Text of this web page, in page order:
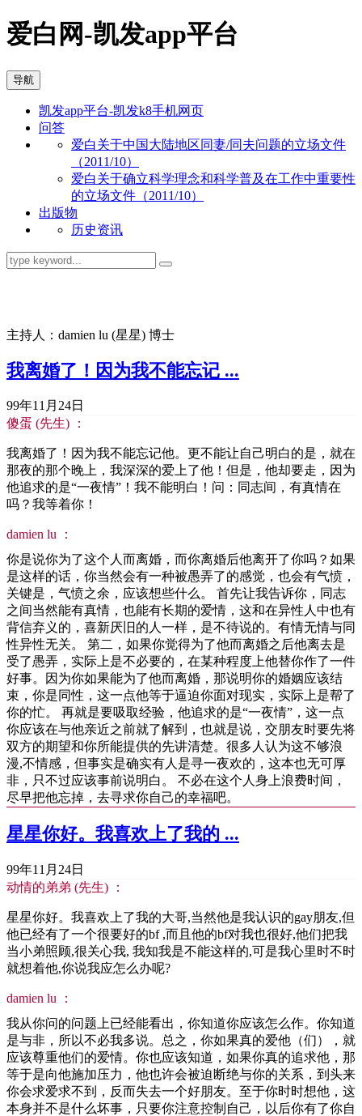
爱白网-凯发app平台
导航
凯发app平台-凯发k8手机网页
问答
爱白关于中国大陆地区同妻/同夫问题的立场文件
（2011/10）
爱白关于确立科学理念和科学普及在工作中重要性
的立场文件（2011/10）
出版物
历史资讯
主持人：damien lu (星星) 博士
我离婚了！因为我不能忘记 ...
99年11月24日
傻蛋 (先生) ：
我离婚了！因为我不能忘记他。更不能让自己明白的是，就在
那夜的那个晚上，我深深的爱上了他！但是，他却要走，因为
他追求的是“一夜情”！我不能明白！问：同志间，有真情在
吗？我等着你！
damien lu ：
你是说你为了这个人而离婚，而你离婚后他离开了你吗？如果
是这样的话，你当然会有一种被愚弄了的感觉，也会有气愤，
关键是，气愤之余，应该想些什么。 首先让我告诉你，同志
之间当然能有真情，也能有长期的爱情，这和在异性人中也有
背信弃义的，喜新厌旧的人一样，是不待说的。有情无情与同
性异性无关。 第二，如果你觉得为了他而离婚之后他离去是
受了愚弄，实际上是不必要的，在某种程度上他替你作了一件
好事。因为你如果能为了他而离婚，那说明你的婚姻应该结
束，你是同性，这一点他等于逼迫你面对现实，实际上是帮了
你的忙。 再就是要吸取经验，他追求的是“一夜情”，这一点
你应该在与他亲近之前就了解到，也就是说，交朋友时要先将
双方的期望和你所能提供的先讲清楚。很多人认为这不够浪
漫,不情感，但事实是确实有人是寻一夜欢的，这本也无可厚
非，只不过应该事前说明白。 不必在这个人身上浪费时间，
尽早把他忘掉，去寻求你自己的幸福吧。
星星你好。我喜欢上了我的 ...
99年11月24日
动情的弟弟 (先生) ：
星星你好。我喜欢上了我的大哥,当然他是我认识的gay朋友,但
他已经有了一个很要好的bf ,而且他的bf对我也很好,他们把我
当小弟照顾,很关心我, 我知我是不能这样的,可是我心里时不时
就想着他,你说我应怎么办呢?
damien lu ：
我从你问的问题上已经能看出，你知道你应该怎么作。你知道
是与非，所以不必我多说。总之，你如果真的爱他（们），就
应该尊重他们的爱情。你也应该知道，如果你真的追求他，那
等于是向他施加压力，他也许会被迫断绝与你的关系，到头来
你会求爱求不到，反而失去一个好朋友。至于你时时想他，这
本身并不是什么坏事，只要你注意控制自己，以后你有了你自